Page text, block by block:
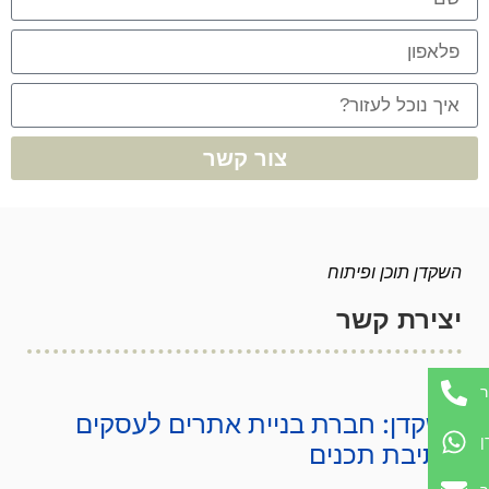
צור קשר
יצירת קשר
השקדן: חברת בניית אתרים לעסקים
וכתיבת תכנים
השקדן תוכן ופיתוח